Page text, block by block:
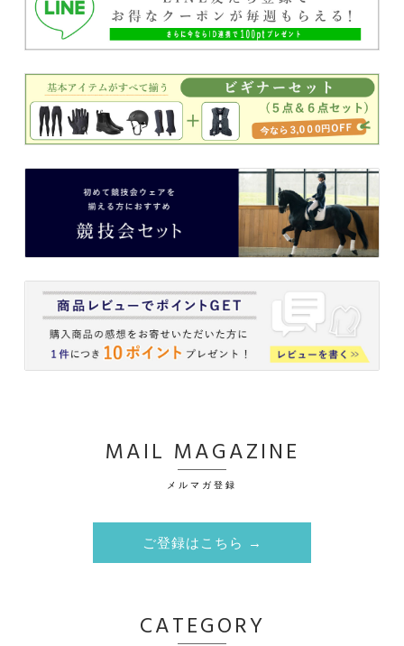
MAIL MAGAZINE
メルマガ登録
ご登録はこちら →
CATEGORY